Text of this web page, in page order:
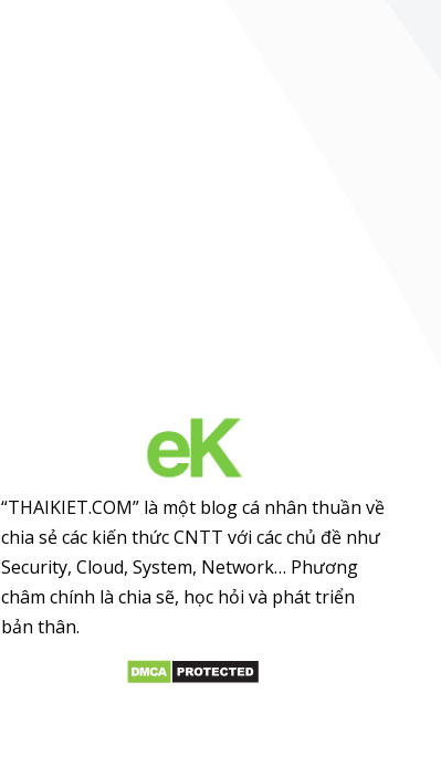
“THAIKIET.COM” là một blog cá nhân thuần về
chia sẻ các kiến thức CNTT với các chủ đề như
Security, Cloud, System, Network… Phương
châm chính là chia sẽ, học hỏi và phát triển
bản thân.